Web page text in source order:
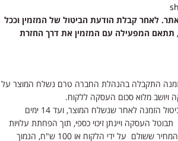
לאחר קבלת הודעת הביטול של המזמין וככל
תתאם המפעילה עם המזמין את דרך החזרת
התקבלה בהנהלת החברה טרם נשלח המוצר על
מלוא סכום העסקה ללקוח.
במקרה של שליחת בקשת ביטול הזמנה לאחר שנשלח המוצר, ועד 14 ימים
העסקה ויינתן זיכוי כספי, תוך הפחתת עלויות
שליחת המוצר ובניכוי 5% מהמחיר ששולם על ידי הלקוח או 100 ש"ח, הנמוך